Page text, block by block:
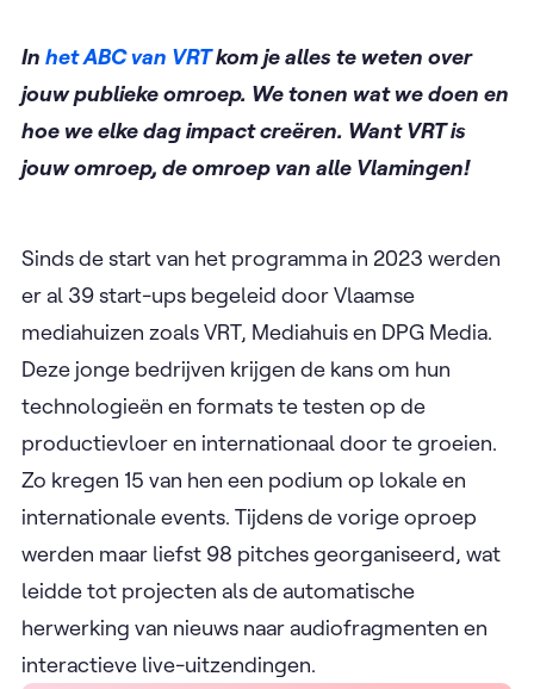
In het ABC van VRTkom je alles te weten over
jouw publieke omroep. We tonen wat we doen en
hoe we elke dag impact creëren. Want VRT is
jouw omroep, de omroep van alle Vlamingen!
Sinds de start van het programma in 2023 werden
er al 39 start-ups begeleid door Vlaamse
mediahuizen zoals VRT, Mediahuis en DPG Media.
Deze jonge bedrijven krijgen de kans om hun
technologieën en formats te testen op de
productievloer en internationaal door te groeien.
Zo kregen 15 van hen een podium op lokale en
internationale events. Tijdens de vorige oproep
werden maar liefst 98 pitches georganiseerd, wat
leidde tot projecten als de automatische
herwerking van nieuws naar audiofragmenten en
interactieve live-uitzendingen.